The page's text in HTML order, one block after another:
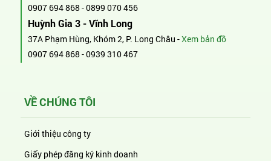
0907 694 868 -0899 070 456
Huỳnh Gia 3 - Vĩnh Long
37A Phạm Hùng, Khóm 2, P. Long Châu -Xem bản đồ
0907 694 868 -0939 310 467
VỀ CHÚNG TÔI
Giới thiệu công ty
Giấy phép đăng ký kinh doanh